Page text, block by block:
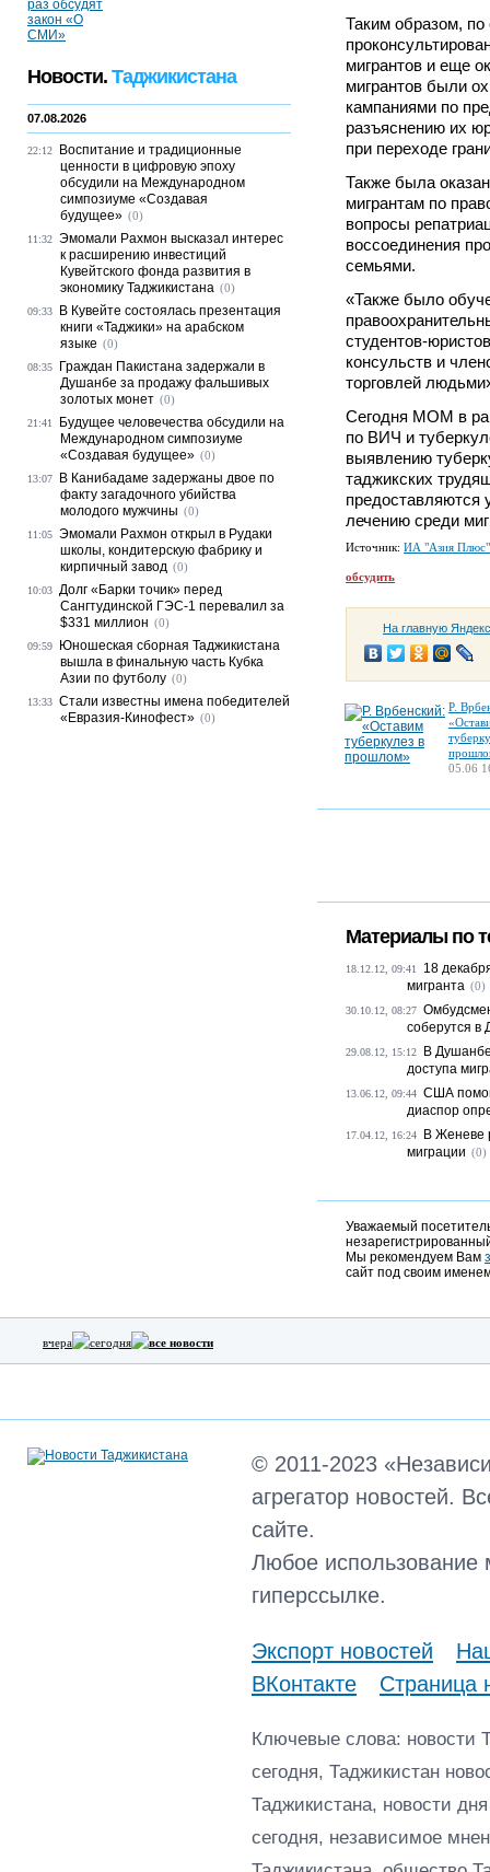
Таким образом,
мигрантов и еще
мигрантов были
кампаниями по
разъяснению их
при переходе
Также была
мигрантам по
вопросы
воссоединения
семьями.
«Также было
студентов-
консульств и
торговлей
Сегодня МОМ в
по ВИЧ и
выявлению
таджикских
предоставляются
лечению среди
Источник: ИА "Азия Плюс"
обсудить
На главную
Р.
05.06
Материалы по
18.12.12, 09:41
18
мигранта (0)
30.10.12, 08:27
соберутся в
29.08.12, 15:12
В
доступа
13.06.12, 09:44 США
диаспор
17.04.12, 16:24
В Женеве
миграции (0)
Уважаемый
Мы рекомендуем Вам
сайт под своим
Новости. Таджикистана
07.08.2026
22:12
Воспитание и традиционные
ценности в цифровую эпоху
обсудили на Международном
симпозиуме «Создавая
будущее» (0)
11:32 Эмомали Рахмон высказал интерес
к расширению инвестиций
Кувейтского фонда развития в
экономику Таджикистана (0)
09:33
В Кувейте состоялась презентация
книги «Таджики» на арабском
языке (0)
08:35
Граждан Пакистана задержали в
Душанбе за продажу фальшивых
золотых монет (0)
21:41
Будущее человечества обсудили на
Международном симпозиуме
«Создавая будущее» (0)
13:07
В Канибадаме задержаны двое по
факту загадочного убийства
молодого мужчины (0)
11:05 Эмомали Рахмон открыл в Рудаки
школы, кондитерскую фабрику и
кирпичный завод (0)
10:03 Долг «Барки точик» перед
Сангтудинской ГЭС-1 перевалил за
$331 миллион (0)
09:59
Юношеская сборная Таджикистана
вышла в финальную часть Кубка
Азии по футболу (0)
13:33 Стали известны имена победителей
«Евразия-Кинофест» (0)
вчера сегодня все новости
© 2011-2023
агрегатор новостей.
сайте.
Любое использование
гиперссылке.
Экспорт новостей
ВКонтакте
Страница
Ключевые слова: новости
сегодня, Таджикистан
Таджикистана, новости
сегодня, независимое